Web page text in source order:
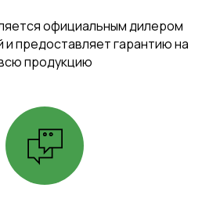
официальным дилером
предоставляет гарантию на
продукцию